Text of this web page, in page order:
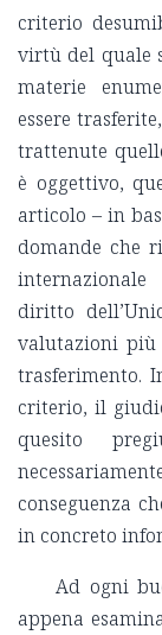
criterio
virtù del quale
materie
essere
trattenute
è oggettivo,
articolo – in
domande che
diritto
valutazioni più
trasferimento.
criterio, il
quesito
conseguenza
in concreto
Ad ogni
appena